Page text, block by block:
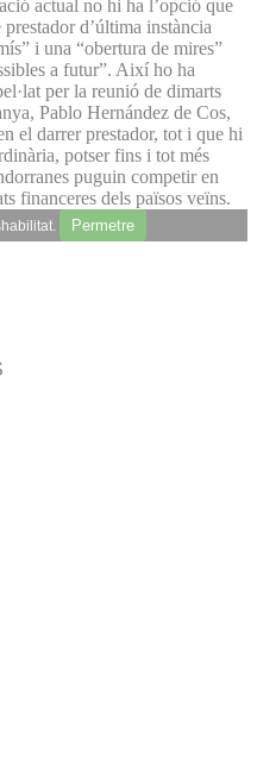
actual no hi ha l’opció que
d’última instància
i una “obertura de mires”
a futur”. Així ho ha
per la reunió de dimarts
Pablo Hernández de Cos,
el darrer prestador, tot i que hi
potser fins i tot més
puguin competir en
financeres dels països veïns.
Permetre